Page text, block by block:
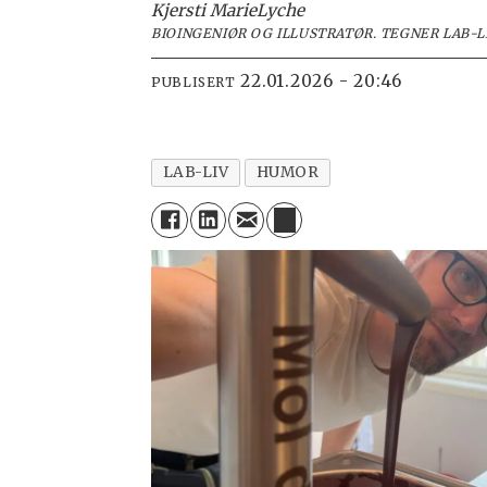
Kjersti MarieLyche
BIOINGENIØR OG ILLUSTRATØR. TEGNER LAB-
PUBLISERT 22.01.2026 - 20:46
LAB-LIV HUMOR